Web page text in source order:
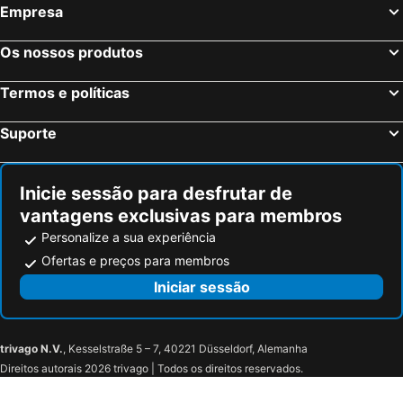
Munique, Baviera Hotéis
Frankfurt, Hesse Hotéis
Dusseldorf, Renânia do Norte-Vestfália Hotéis
Dresden, Saxónia Hotéis
Empresa
Os nossos produtos
Termos e políticas
Suporte
Inicie sessão para desfrutar de
vantagens exclusivas para membros
Personalize a sua experiência
Ofertas e preços para membros
Iniciar sessão
trivago N.V., Kesselstraße 5 – 7, 40221 Düsseldorf, Alemanha
Direitos autorais 2026 trivago | Todos os direitos reservados.